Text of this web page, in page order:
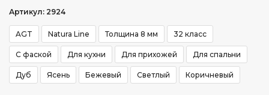
Артикул: 2924
AGT Natura Line Толщина 8 мм 32 класс
С фаской Для кухни Для прихожей Для спальни
Дуб Ясень Бежевый Светлый Коричневый